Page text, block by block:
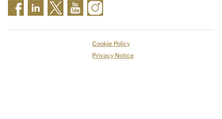
Cookie Policy
Privacy Notice